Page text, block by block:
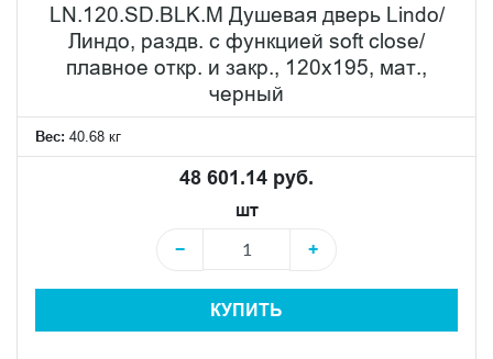
LN.120.SD.BLK.M Душевая дверь Lindo/
Линдо, раздв. с функцией soft close/
плавное откр. и закр., 120х195, мат.,
черный
Вес: 40.68 кг
48 601.14 руб.
шт
−
+
КУПИТЬ